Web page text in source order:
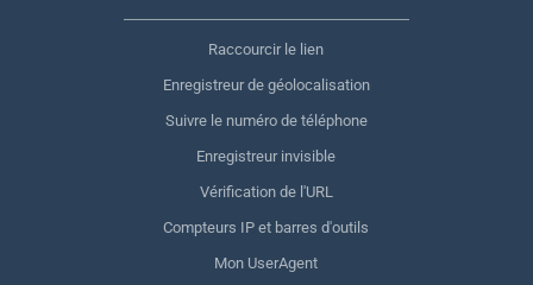
Raccourcir le lien
Enregistreur de géolocalisation
Suivre le numéro de téléphone
Enregistreur invisible
Vérification de l'URL
Compteurs IP et barres d'outils
Mon UserAgent